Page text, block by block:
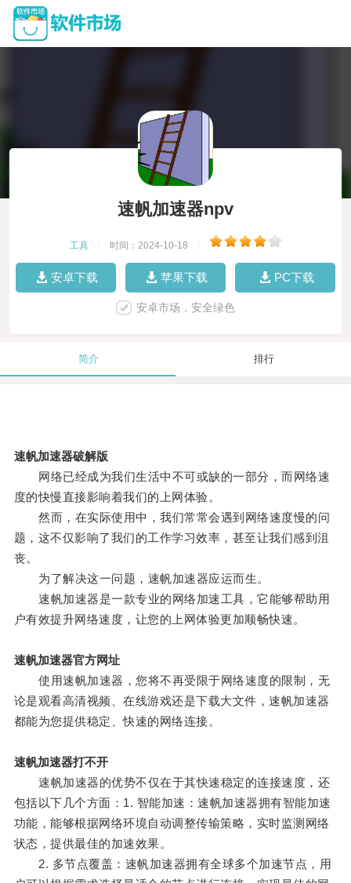
速帆加速器npv
工具 时间：2024-10-18
安卓下载 苹果下载 PC下载
安卓市场，安全绿色
简介 排行
速帆加速器破解版
网络已经成为我们生活中不可或缺的一部分，而网络速
度的快慢直接影响着我们的上网体验。
然而，在实际使用中，我们常常会遇到网络速度慢的问
题，这不仅影响了我们的工作学习效率，甚至让我们感到沮
丧。
为了解决这一问题，速帆加速器应运而生。
速帆加速器是一款专业的网络加速工具，它能够帮助用
户有效提升网络速度，让您的上网体验更加顺畅快速。
速帆加速器官方网址
使用速帆加速器，您将不再受限于网络速度的限制，无
论是观看高清视频、在线游戏还是下载大文件，速帆加速器
都能为您提供稳定、快速的网络连接。
速帆加速器打不开
速帆加速器的优势不仅在于其快速稳定的连接速度，还
包括以下几个方面：1. 智能加速：速帆加速器拥有智能加速
功能，能够根据网络环境自动调整传输策略，实时监测网络
状态，提供最佳的加速效果。
2. 多节点覆盖：速帆加速器拥有全球多个加速节点，用